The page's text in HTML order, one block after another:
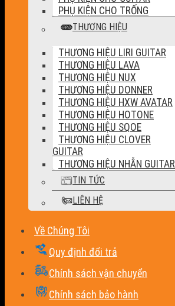
PHỤ KIỆN CHO TRỐNG
THƯƠNG HIỆU
THƯƠNG HIỆU LIRI GUITAR
THƯƠNG HIỆU LAVA
THƯƠNG HIỆU NUX
THƯƠNG HIỆU DONNER
THƯƠNG HIỆU HXW AVATAR
THƯƠNG HIỆU HOTONE
THƯƠNG HIỆU SQOE
THƯƠNG HIỆU CLOVER
GUITAR
THƯƠNG HIỆU NHẪN GUITAR
TIN TỨC
LIÊN HỆ
Về Chúng Tôi
Quy định đổi trả
Chính sách vận chuyển
Chính sách bảo hành